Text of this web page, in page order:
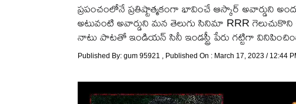
ప్రపంచంలోనే ప్రతిష్టాత్మకంగా భావించే ఆస్కార్ అవార్డుని
అటువంటి అవార్డుని మన తెలుగు సినిమా RRR
నాటు పాటతో ఇండియన్ సినీ ఇండస్ట్రీ పేరు గట్టిగా
Published By: gum 95921 , Published On : March 17, 2023 / 12:44